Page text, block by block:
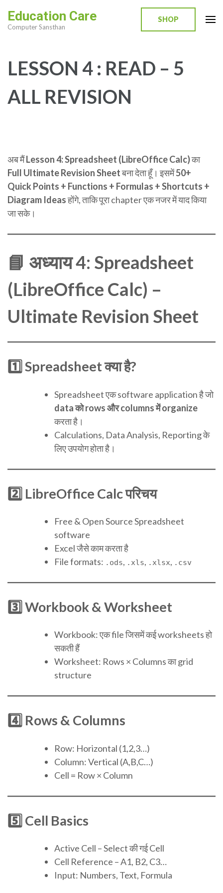
content
Enter)
Education Care
Computer Sansthan
SHOP
LESSON 4 : READ – 5
ALL REVISION
अब मैंLesson 4: Spreadsheet (LibreOffice Calc)का
Full Ultimate Revision Sheetबना देता हूँ। इसमें50+
Quick Points + Functions + Formulas + Shortcuts +
Diagram Ideasहोंगे, ताकि पूरा chapter एक नजर में याद किया
जा सके।
📘 अध्याय 4: Spreadsheet
(LibreOffice Calc) –
Ultimate Revision Sheet
1️⃣ Spreadsheet क्या है?
Spreadsheet एक software application है जो
data को rows और columns में organize
करता है।
Calculations, Data Analysis, Reporting के
लिए उपयोग होता है।
2️⃣ LibreOffice Calc परिचय
Free & Open Source Spreadsheet
software
Excel जैसे काम करता है
File formats: .ods, .xls, .xlsx, .csv
3️⃣ Workbook & Worksheet
Workbook: एक file जिसमें कई worksheets हो
सकती हैं
Worksheet: Rows × Columns का grid
structure
4️⃣ Rows & Columns
Row: Horizontal (1,2,3…)
Column: Vertical (A,B,C…)
Cell = Row × Column
5️⃣ Cell Basics
Active Cell – Select की गई Cell
Cell Reference – A1, B2, C3…
Input: Numbers, Text, Formula